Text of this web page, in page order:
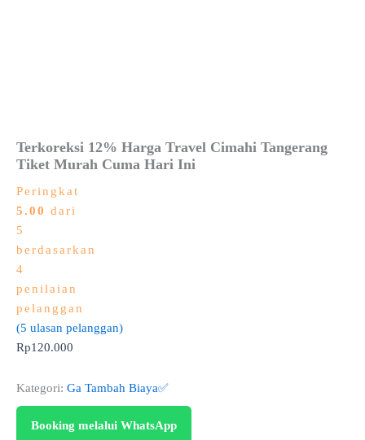
Terkoreksi 12% Harga Travel Cimahi Tangerang
Tiket Murah Cuma Hari Ini
Peringkat
5.00 dari
5
berdasarkan
4
penilaian
pelanggan
(5 ulasan pelanggan)
Rp120.000
Kategori: Ga Tambah Biaya✅
Booking melalui WhatsApp